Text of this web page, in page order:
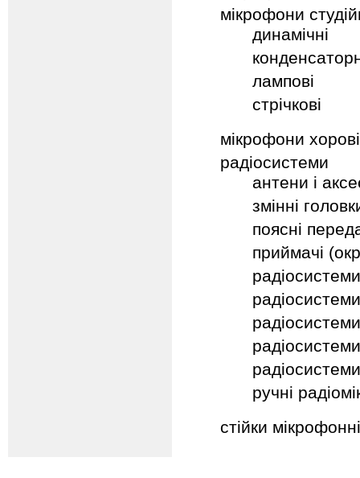
мікрофони
динамічні
лампові
стрічкові
мікрофони хорові
радіосистеми
антени і
змінні
поясні
приймачі
ручні
стійки мікрофонні